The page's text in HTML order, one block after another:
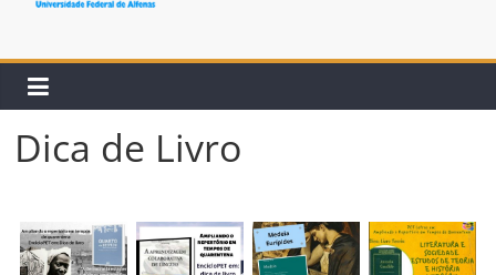
Dica de Livro